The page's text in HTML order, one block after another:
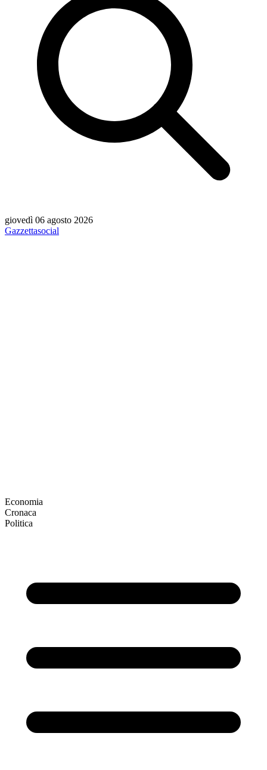
giovedì 06 agosto 2026
Gazzettasocial
Economia
Cronaca
Politica